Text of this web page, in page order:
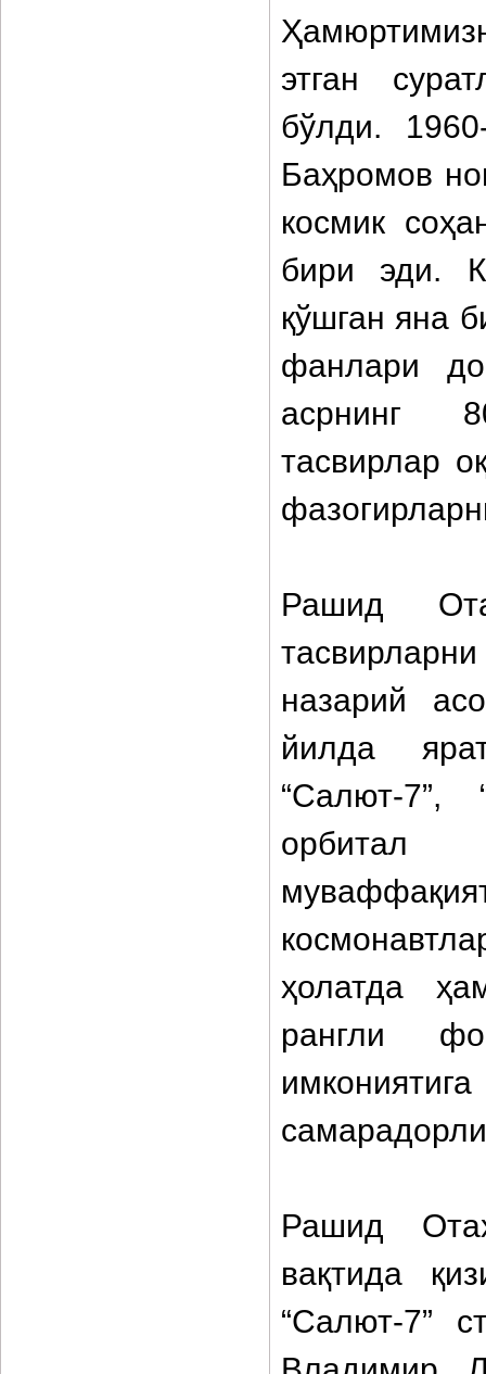
этган
бўлди.
Баҳромов
космик
бири эди.
қўшган яна
фанлари
асрнинг
тасвирлар
Рашид
назарий
йилда
“Салют-7”,
орбитал
ҳолатда
рангли
Рашид
вақтида
“Салют-7”